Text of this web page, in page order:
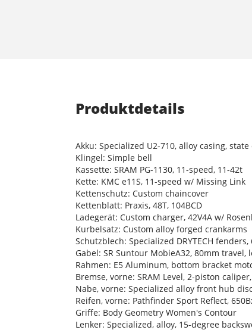
Produktdetails
Akku: Specialized U2-710, alloy casing,
Klingel: Simple bell
Kassette: SRAM PG-1130, 11-speed, 11-42t
Kette: KMC e11S, 11-speed w/ Missing Link
Kettenschutz: Custom chaincover
Kettenblatt: Praxis, 48T, 104BCD
Ladegerät: Custom charger, 42V4A w/
Kurbelsatz: Custom alloy forged crankarms
Schutzblech: Specialized DRYTECH
Gabel: SR Suntour MobieA32, 80mm
Rahmen: E5 Aluminum, bottom bracket
Bremse, vorne: SRAM Level, 2-piston
Nabe, vorne: Specialized alloy front hub
Reifen, vorne: Pathfinder Sport Reflect,
Griffe: Body Geometry Women's Contour
Lenker: Specialized, alloy, 15-degree